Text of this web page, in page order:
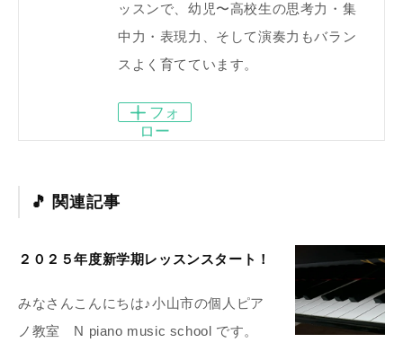
ッスンで、幼児〜高校生の思考力・集
中力・表現力、そして演奏力もバラン
スよく育てています。
フォ
ロー
関連記事
２０２５年度新学期レッスンスタート！
みなさんこんにちは♪小山市の個人ピア
ノ教室 N piano music school です。